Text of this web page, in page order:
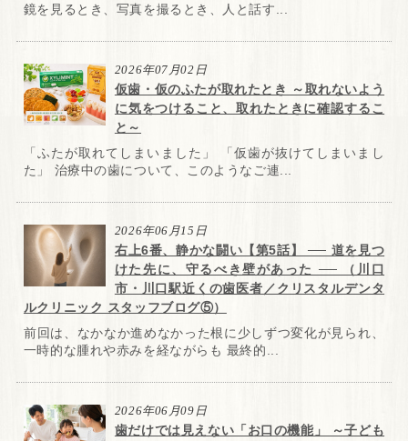
鏡を見るとき、写真を撮るとき、人と話す...
2026年07月02日
仮歯・仮のふたが取れたとき ～取れないよう
に気をつけること、取れたときに確認するこ
と～
「ふたが取れてしまいました」 「仮歯が抜けてしまいまし
た」 治療中の歯について、このようなご連...
2026年06月15日
右上6番、静かな闘い【第5話】 ── 道を見つ
けた先に、守るべき壁があった ── （川口
市・川口駅近くの歯医者／クリスタルデンタ
ルクリニック スタッフブログ⑤）
前回は、なかなか進めなかった根に少しずつ変化が見られ、
一時的な腫れや赤みを経ながらも 最終的...
2026年06月09日
歯だけでは見えない「お口の機能」 ～子ども